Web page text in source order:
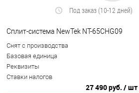
Под заказ (10-12 дней)
Сплит-система NewTek NT-65CHG09
Снят с производства
Базовая единица
Реквизиты
Ставки налогов
27 490 руб. / шт